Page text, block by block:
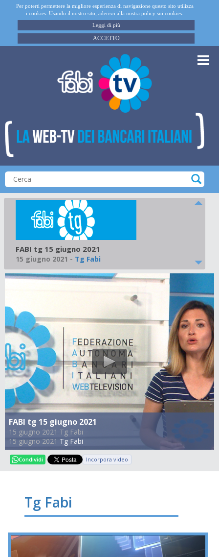
Per poterti permettere la migliore esperienza di navigazione questo sito utilizza
i cookies. Usando il nostro sito, aderisci alla nostra policy sui cookies.
Leggi di più
ACCETTO
FABI tg 15 giugno 2021
15 giugno 2021 Tg Fabi
15 giugno 2021 Tg Fabi
FABI tg 15 giugno 2021
15 giugno 2021 - Tg Fabi
Condividi Incorpora video
Tg Fabi